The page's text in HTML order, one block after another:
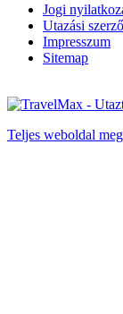
Jogi
Utazási
Impresszum
Sitemap
Teljes weboldal